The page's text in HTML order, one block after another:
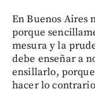
En Buenos Aires
porque
mesura y la
debe enseñar a
ensillarlo,
hacer lo